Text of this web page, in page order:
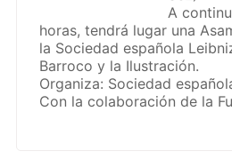
A
horas, tendrá lugar una
la Sociedad española
Barroco y la Ilustración.
Organiza: Sociedad
Con la colaboración de la